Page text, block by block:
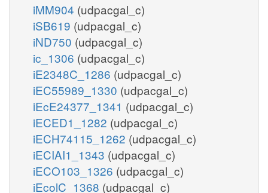
iMM904 (udpacgal_c)
iSB619 (udpacgal_c)
iND750 (udpacgal_c)
ic_1306 (udpacgal_c)
iE2348C_1286 (udpacgal_c)
iEC55989_1330 (udpacgal_c)
iEcE24377_1341 (udpacgal_c)
iECED1_1282 (udpacgal_c)
iECH74115_1262 (udpacgal_c)
iECIAI1_1343 (udpacgal_c)
iECO103_1326 (udpacgal_c)
iEcolC_1368 (udpacgal_c)